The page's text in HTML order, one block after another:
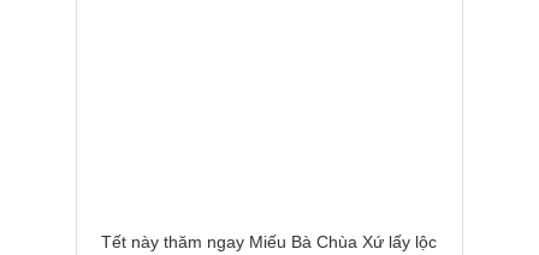
Tết này thăm ngay Miếu Bà Chùa Xứ lấy lộc